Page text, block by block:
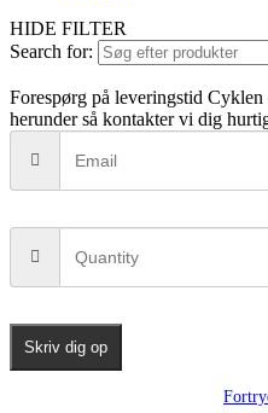
HIDE FILTER
Search for:
Forespørg på leveringstid Cyklen
herunder så kontakter vi dig
Skriv dig op